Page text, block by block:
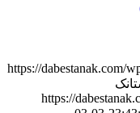
https://dabestanak.com/
https://